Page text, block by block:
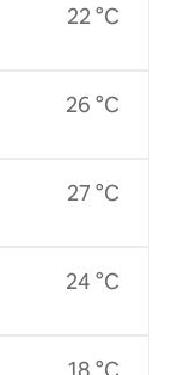
22 °C
26 °C
27 °C
24 °C
18 °C